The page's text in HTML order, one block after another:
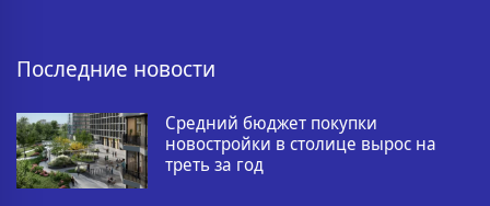
Последние новости
Средний бюджет покупки
новостройки в столице вырос на
треть за год